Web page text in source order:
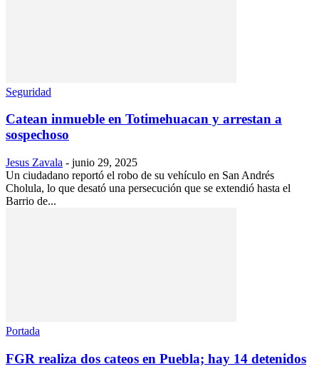
Seguridad
Catean inmueble en Totimehuacan y arrestan a
sospechoso
Jesus Zavala - junio 29, 2025
Un ciudadano reportó el robo de su vehículo en San Andrés
Cholula, lo que desató una persecución que se extendió hasta el
Barrio de...
Portada
FGR realiza dos cateos en Puebla; hay 14 detenidos